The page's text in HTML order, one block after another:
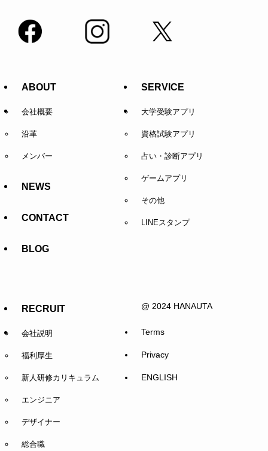
ABOUT
会社概要
沿革
メンバー
NEWS
CONTACT
BLOG
SERVICE
大学受験アプリ
資格試験アプリ
占い・診断アプリ
ゲームアプリ
その他
LINEスタンプ
RECRUIT
会社説明
福利厚生
新人研修カリキュラム
エンジニア
デザイナー
総合職
@ 2024 HANAUTA
Terms
Privacy
ENGLISH